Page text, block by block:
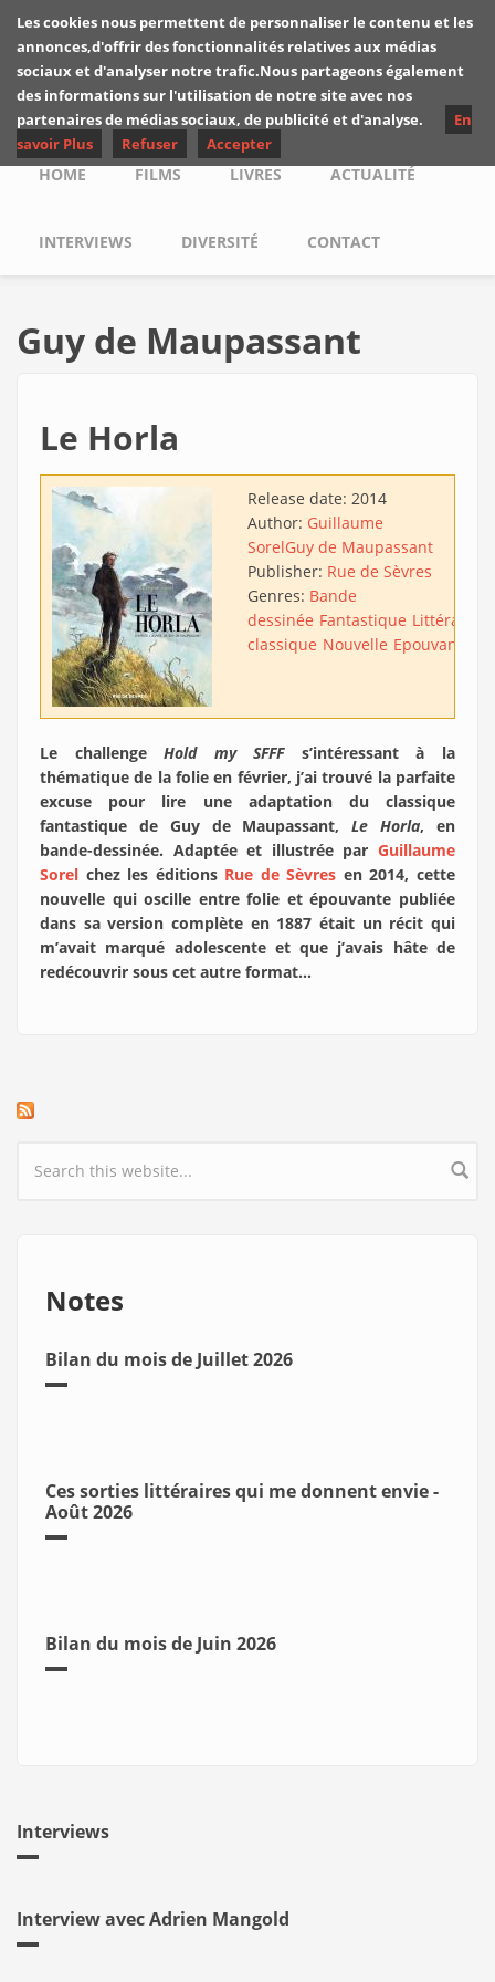
Skip to main content
Les critiques de
Yuyine
Main menu
HOME FILMS LIVRES ACTUALITÉ
INTERVIEWS DIVERSITÉ CONTACT
Guy de Maupassant
Le Horla
Release date: 2014
Author: Guillaume
SorelGuy de Maupassant
Publisher: Rue de Sèvres
Genres: Bande
dessinée Fantastique Littérature
classique Nouvelle Epouvante
Le challengeHold my SFFFs’intéressant à la
thématique de la folie en février, j’ai trouvé la parfaite
excuse pour lire une adaptation du classique
fantastique de Guy de Maupassant,Le Horla, en
bande-dessinée. Adaptée et illustrée par Guillaume
Sorel chez les éditions Rue de Sèvres en 2014, cette
nouvelle qui oscille entre folie et épouvante publiée
dans sa version complète en 1887 était un récit qui
m’avait marqué adolescente et que j’avais hâte de
redécouvrir sous cet autre format…
Search form
Notes
Bilan du mois de Juillet 2026
Ces sorties littéraires qui me donnent envie -
Août 2026
Bilan du mois de Juin 2026
Interviews
Interview avec Adrien Mangold
Les cookies nous permettent de personnaliser le contenu et les
annonces,d'offrir des fonctionnalités relatives aux médias
sociaux et d'analyser notre trafic.Nous partageons également
des informations sur l'utilisation de notre site avec nos
partenaires de médias sociaux, de publicité et d'analyse.
En
savoir Plus
Refuser Accepter